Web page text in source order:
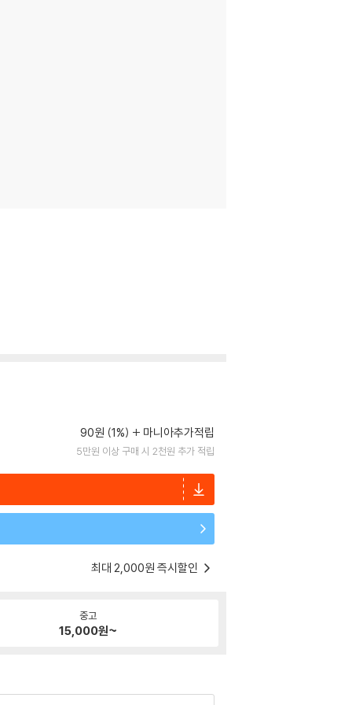
90원 (1%) 마니아추가적립
5만원 이상 구매 시 2천원 추가 적립
최대 2,000원 즉시할인
중고
15,000원~